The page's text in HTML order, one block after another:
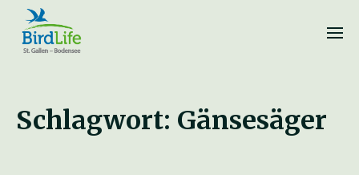
Schlagwort: Gänsesäger